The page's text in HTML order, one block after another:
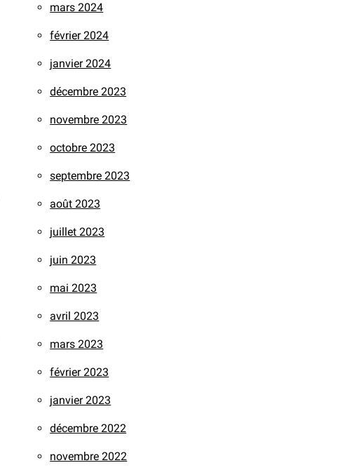
mars 2024
février 2024
janvier 2024
décembre 2023
novembre 2023
octobre 2023
septembre 2023
août 2023
juillet 2023
juin 2023
mai 2023
avril 2023
mars 2023
février 2023
janvier 2023
décembre 2022
novembre 2022